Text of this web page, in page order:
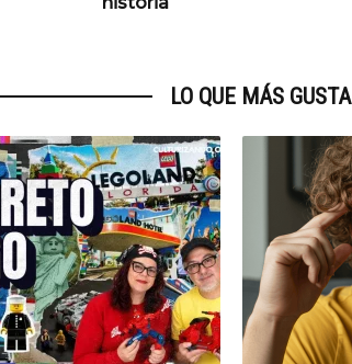
LO QUE MÁS GUSTA